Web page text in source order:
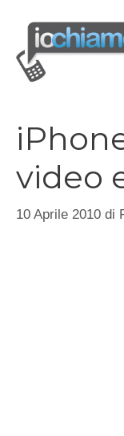
contenuto
video
10 Aprile 2010 di